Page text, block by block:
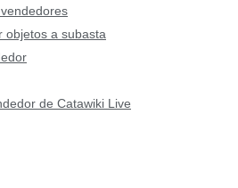
objetos a subasta
de Catawiki Live